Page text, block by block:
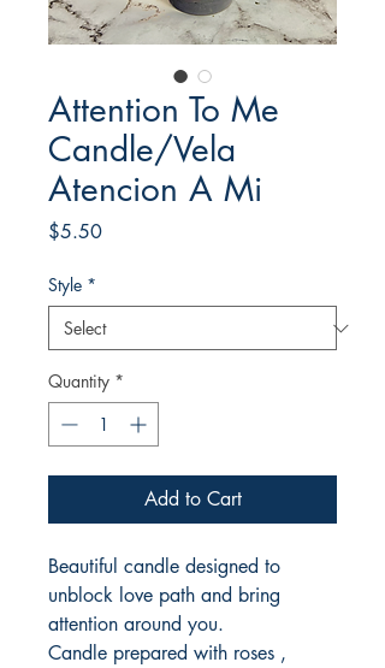
Attention To Me
Candle/Vela
Atencion A Mi
$5.50Price
Style *
Quantity *
Add to Cart
Beautiful candle designed to
unblock love path and bring
attention around you.
Candle prepared with roses ,